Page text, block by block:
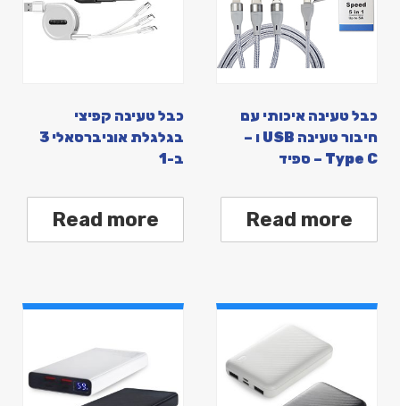
כבל טעינה איכותי עם
חיבור טעינה USB ו –
Type C – ספיד
Read more
כבל טעינה קפיצי
בגלגלת אוניברסאלי 3
ב-1
Read more